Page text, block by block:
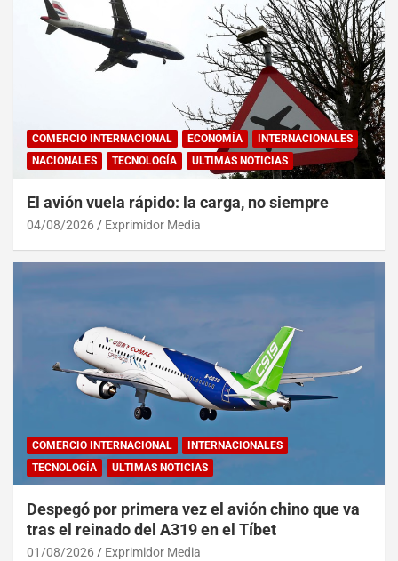
COMERCIO INTERNACIONAL ECONOMÍA
INTERNACIONALES
NACIONALES
TECNOLOGÍA ULTIMAS NOTICIAS
El avión vuela rápido: la carga, no siempre
04/08/2026 Exprimidor Media
COMERCIO INTERNACIONAL
INTERNACIONALES
TECNOLOGÍA
ULTIMAS NOTICIAS
Despegó por primera vez el avión chino que va
tras el reinado del A319 en el Tíbet
01/08/2026 Exprimidor Media